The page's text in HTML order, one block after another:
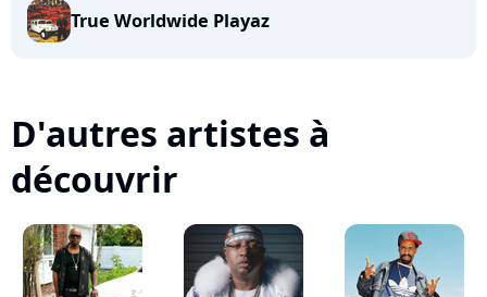
True Worldwide Playaz
D'autres artistes à
découvrir